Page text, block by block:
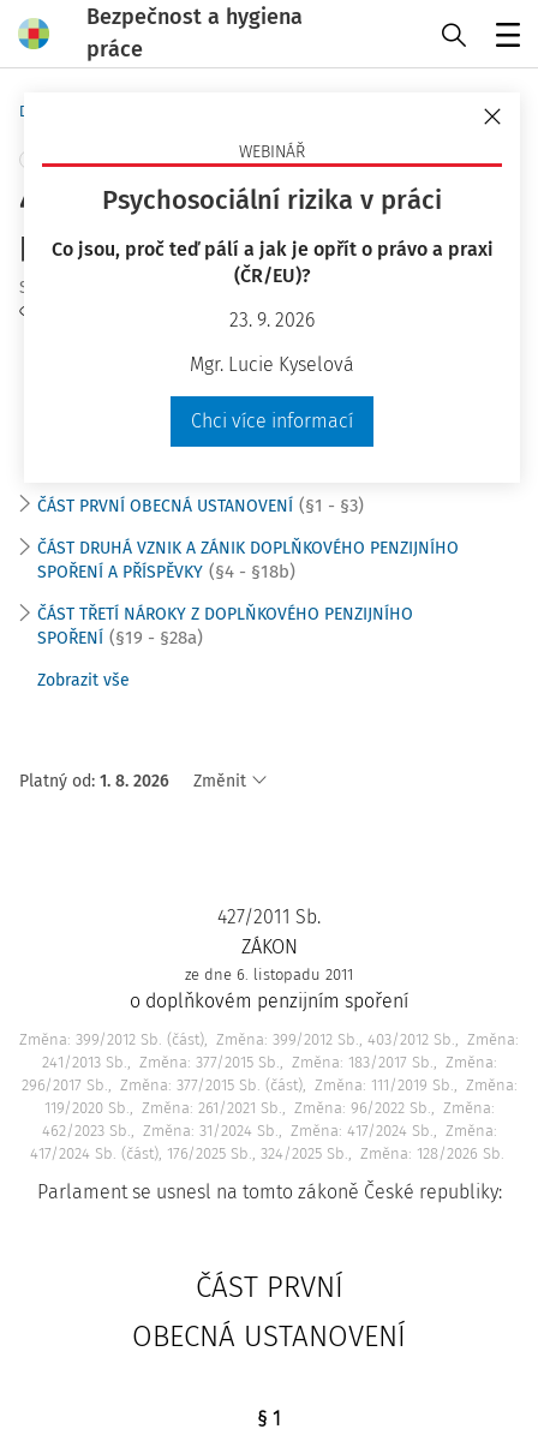
Bezpečnost a hygiena
práce
WEBINÁŘ
Psychosociální rizika v práci
Co jsou, proč teď pálí a jak je opřít o právo a praxi
(ČR/EU)?
23. 9. 2026
Mgr. Lucie Kyselová
Chci více informací
Domů
+ PŘIDAT VLASTNÍ
427/2011 Sb. o doplňkovém
penzijním spoření
Schválený
Hledat v textu předpisu
ČÁST PRVNÍ OBECNÁ USTANOVENÍ (§1 - §3)
ČÁST DRUHÁ VZNIK A ZÁNIK DOPLŇKOVÉHO PENZIJNÍHO
SPOŘENÍ A PŘÍSPĚVKY (§4 - §18b)
ČÁST TŘETÍ NÁROKY Z DOPLŇKOVÉHO PENZIJNÍHO
SPOŘENÍ (§19 - §28a)
Zobrazit vše
Platný od: 1. 8. 2026 Změnit
427/2011 Sb.
ZÁKON
ze dne 6. listopadu 2011
o doplňkovém penzijním spoření
Změna: 399/2012 Sb. (část) Změna: 399/2012 Sb., 403/2012 Sb.
Změna:
241/2013 Sb.
Změna: 377/2015 Sb. Změna: 183/2017 Sb.
Změna:
296/2017 Sb.
Změna: 377/2015 Sb. (část) Změna: 111/2019 Sb.
Změna:
119/2020 Sb.
Změna: 261/2021 Sb. Změna: 96/2022 Sb.
Změna:
462/2023 Sb.
Změna: 31/2024 Sb. Změna: 417/2024 Sb.
Změna:
417/2024 Sb. (část), 176/2025 Sb., 324/2025 Sb.
Změna: 128/2026 Sb.
Parlament se usnesl na tomto zákoně České republiky:
ČÁST PRVNÍ
OBECNÁ USTANOVENÍ
§ 1